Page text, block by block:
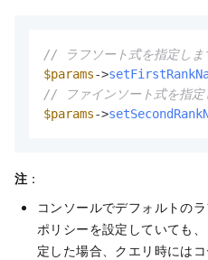
// ラフソート式を指定しま
$params->
// ファインソート式を指定
$params->
注 ：
コンソールでデフォルトの
ポリシーを設定していても
定した場合、クエリ時には